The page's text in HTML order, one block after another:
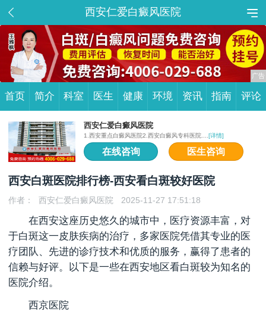
西安仁爱白癜风医院
首页 简介 科室 医生 健康 环境 资讯 指南 评论
西安仁爱白癜风医院
1.西安重点白癜风医院2.西安白癜风专科医院.... [详情]
在线咨询 医生咨询
西安白斑医院排行榜-西安看白斑较好医院
作者： 西安仁爱白癜风医院 2025-11-27 17:51:18
在西安这座历史悠久的城市中，医疗资源丰富，对
于白斑这一皮肤疾病的治疗，多家医院凭借其专业的医
疗团队、先进的诊疗技术和优质的服务，赢得了患者的
信赖与好评。以下是一些在西安地区看白斑较为知名的
医院介绍。
西京医院